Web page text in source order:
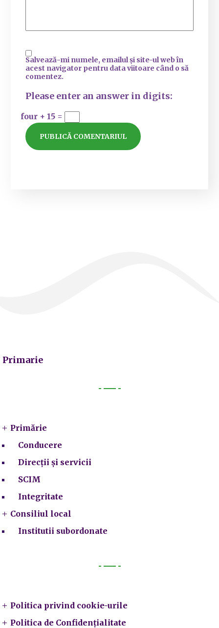
Salvează-mi numele, emailul și site-ul web în
acest navigator pentru data viitoare când o să
comentez.
Please enter an answer in digits:
four + 15 =
Primarie
Primărie
Conducere
Direcții și servicii
SCIM
Integritate
Consiliul local
Institutii subordonate
Politica privind cookie-urile
Politica de Confidențialitate